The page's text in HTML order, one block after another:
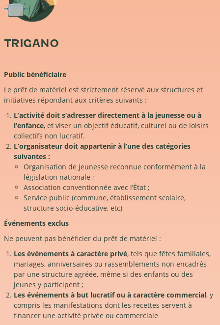
TRIGANO
Public bénéficiaire
Le prêt de matériel est strictement réservé aux structures et
initiatives répondant aux critères suivants :
L’activité doit s’adresser directement à la jeunesse ou à
l’enfance, et viser un objectif éducatif, culturel ou de loisirs
collectifs non lucratif.
L’organisateur doit appartenir à l’une des catégories
suivantes :
Organisation de jeunesse reconnue conformément à la
législation nationale ;
Association conventionnée avec l’État ;
Service public (commune, établissement scolaire,
structure socio-éducative, etc)
Événements exclus
Ne peuvent pas bénéficier du prêt de matériel :
Les événements à caractère privé, tels que fêtes familiales,
mariages, anniversaires ou rassemblements non encadrés
par une structure agréée, même si des enfants ou des
jeunes y participent ;
Les événements à but lucratif ou à caractère commercial, y
compris les manifestations dont les recettes servent à
financer une activité privée ou commerciale